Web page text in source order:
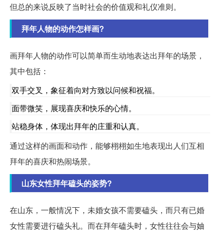
但总的来说反映了当时社会的价值观和礼仪准则。
拜年人物的动作怎样画?
画拜年人物的动作可以简单而生动地表达出拜年的场景，
其中包括：
双手交叉，象征着向对方致以问候和祝福。
面带微笑，展现喜庆和快乐的心情。
站稳身体，体现出拜年的庄重和认真。
通过这样的画面和动作，能够栩栩如生地表现出人们互相
拜年的喜庆和热闹场景。
山东女性拜年磕头的姿势?
在山东，一般情况下，未婚女孩不需要磕头，而只有已婚
女性需要进行磕头礼。而在拜年磕头时，女性往往会与妯